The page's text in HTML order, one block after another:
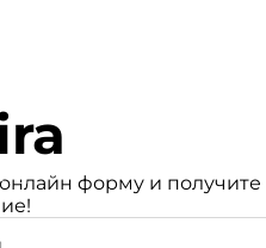
форму и получите